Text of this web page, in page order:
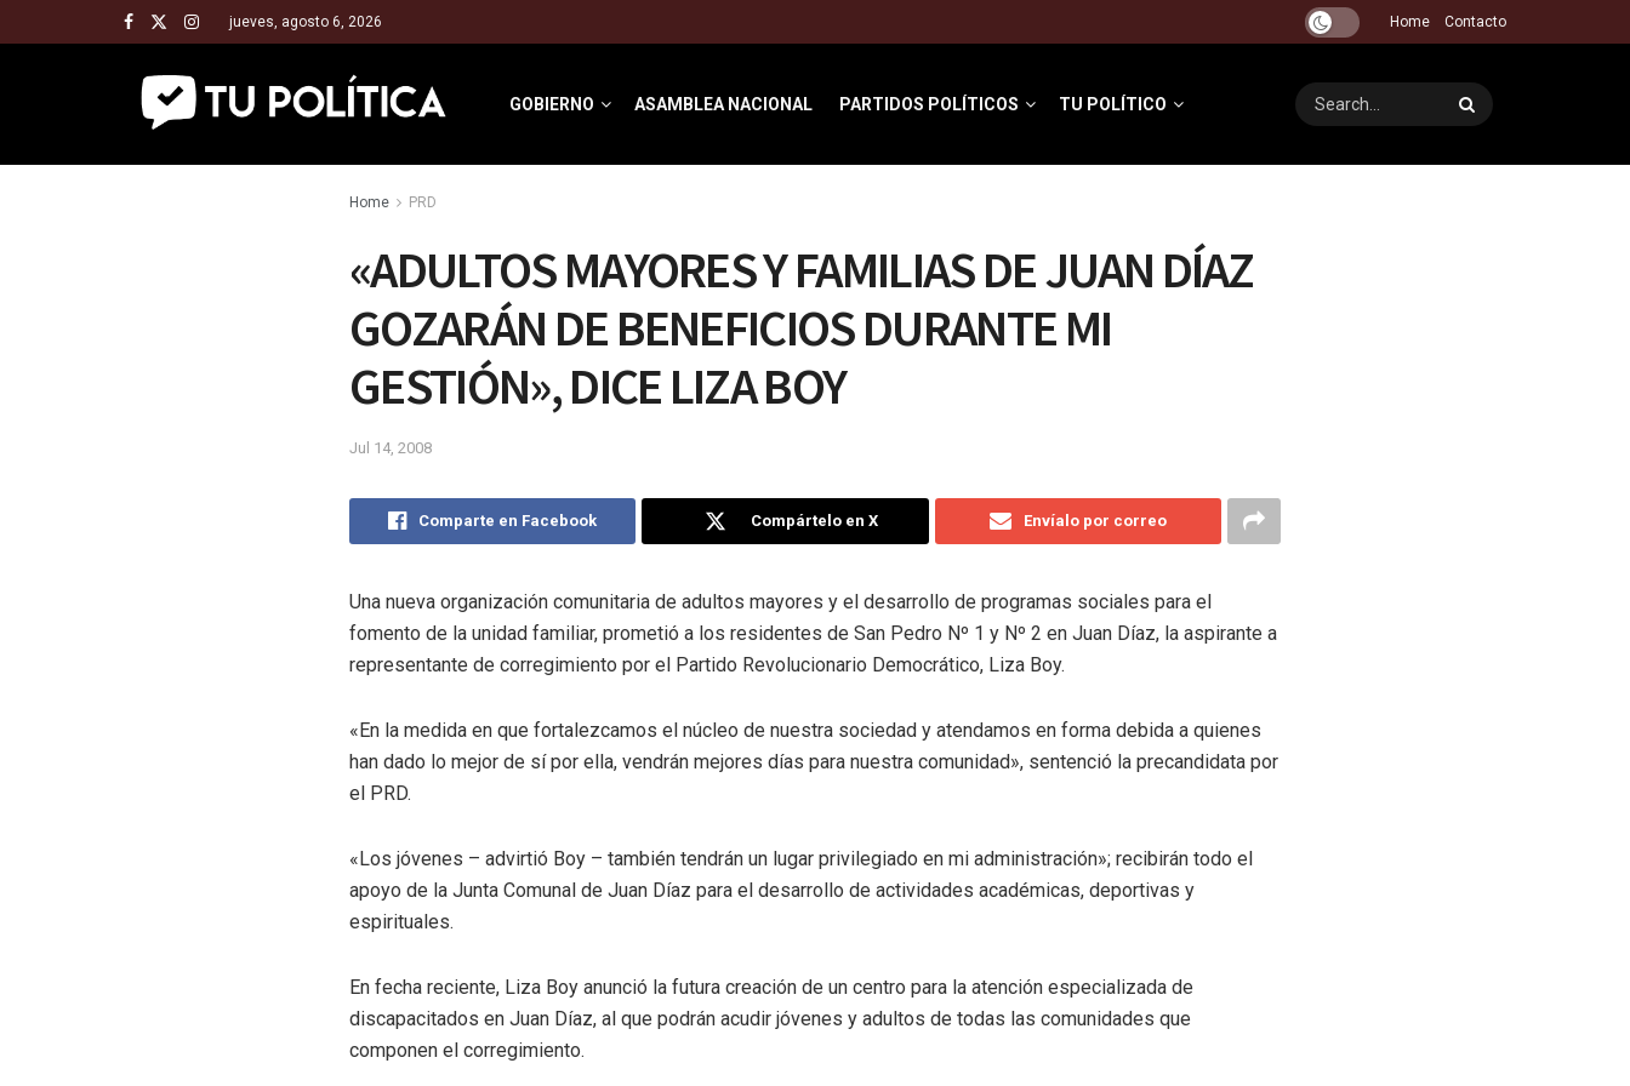
jueves, agosto 6, 2026 Home Contacto
GOBIERNO ASAMBLEA NACIONAL PARTIDOS POLÍTICOS TU POLÍTICO
Home PRD
«ADULTOS MAYORES Y FAMILIAS DE JUAN DÍAZ
GOZARÁN DE BENEFICIOS DURANTE MI
GESTIÓN», DICE LIZA BOY
Jul 14, 2008
Comparte en Facebook Compártelo en X Envíalo por correo
Una nueva organización comunitaria de adultos mayores y el desarrollo de programas sociales para el
fomento de la unidad familiar, prometió a los residentes de San Pedro Nº 1 y Nº 2 en Juan Díaz, la aspirante a
representante de corregimiento por el Partido Revolucionario Democrático, Liza Boy.
«En la medida en que fortalezcamos el núcleo de nuestra sociedad y atendamos en forma debida a quienes
han dado lo mejor de sí por ella, vendrán mejores días para nuestra comunidad», sentenció la precandidata por
el PRD.
«Los jóvenes – advirtió Boy – también tendrán un lugar privilegiado en mi administración»; recibirán todo el
apoyo de la Junta Comunal de Juan Díaz para el desarrollo de actividades académicas, deportivas y
espirituales.
En fecha reciente, Liza Boy anunció la futura creación de un centro para la atención especializada de
discapacitados en Juan Díaz, al que podrán acudir jóvenes y adultos de todas las comunidades que
componen el corregimiento.